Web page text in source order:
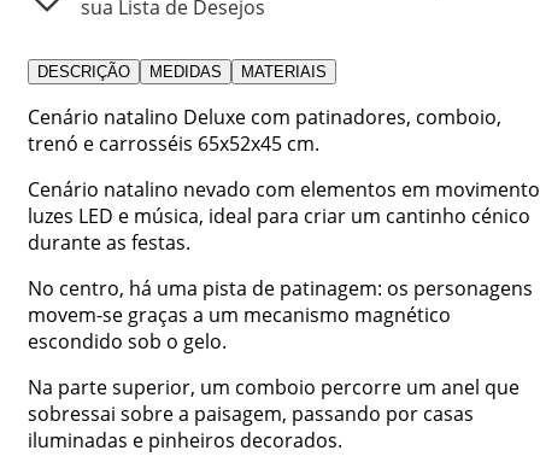
sua Lista de Desejos
DESCRIÇÃO MEDIDAS MATERIAIS
Cenário natalino Deluxe com patinadores, comboio,
trenó e carrosséis 65x52x45 cm.
Cenário natalino nevado com elementos em
luzes LED e música, ideal para criar um cantinho cénico
durante as festas.
No centro, há uma pista de patinagem: os personagens
movem-se graças a um mecanismo magnético
escondido sob o gelo.
Na parte superior, um comboio percorre um anel que
sobressai sobre a paisagem, passando por casas
iluminadas e pinheiros decorados.